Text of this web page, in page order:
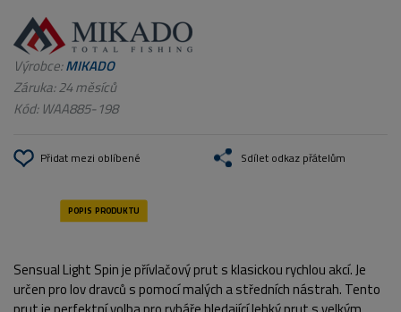
Výrobce:MIKADO
Záruka: 24 měsíců
Kód:WAA885-198
Přidat mezi oblíbené Sdílet odkaz přátelům
Sensual Light Spin je přívlačový prut s klasickou rychlou akcí. Je
určen pro lov dravců s pomocí malých a středních nástrah. Tento